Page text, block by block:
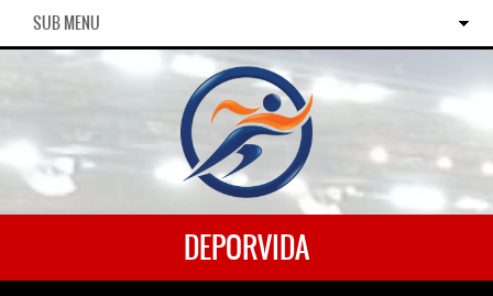
SUB MENU
DEPORVIDA